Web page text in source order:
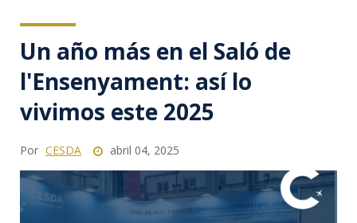
Un año más en el Saló de
l'Ensenyament: así lo
vivimos este 2025
Por CESDA abril 04, 2025